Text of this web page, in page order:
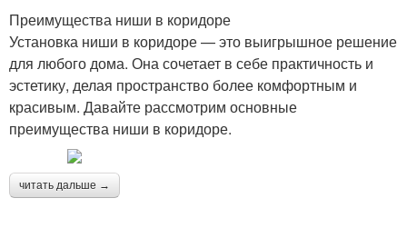
Преимущества ниши в коридоре
Установка ниши в коридоре — это выигрышное решение
для любого дома. Она сочетает в себе практичность и
эстетику, делая пространство более комфортным и
красивым. Давайте рассмотрим основные
преимущества ниши в коридоре.
читать дальше →